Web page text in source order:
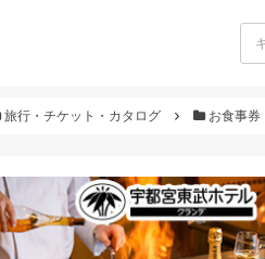
旅行・チケット・カタログ お食事券